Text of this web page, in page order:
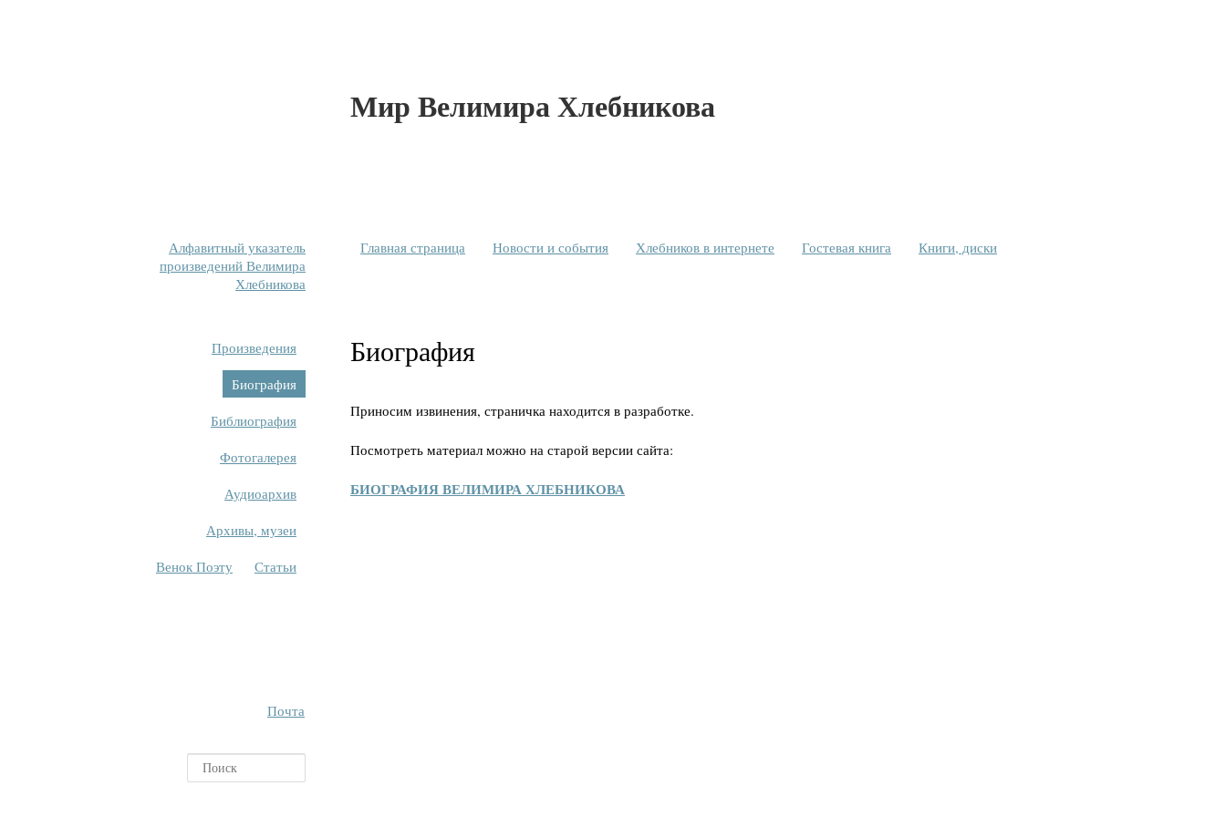
Мир Велимира Хлебникова
Алфавитный указатель
произведений Велимира
Хлебникова
Главная страница Новости и события Хлебников в интернете Гостевая книга Книги, диски
Произведения
Биография
Библиография
Фотогалерея
Аудиоархив
Архивы, музеи
Венок Поэту
Статьи
Почта
Биография
Приносим извинения, страничка находится в разработке.
Посмотреть материал можно на старой версии сайта:
БИОГРАФИЯ ВЕЛИМИРА ХЛЕБНИКОВА